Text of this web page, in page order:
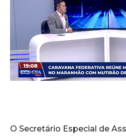
O Secretário Especial de